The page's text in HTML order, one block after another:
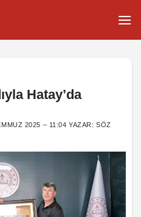
Hatay’da
2025 – 11:04 YAZAR:SÖZ